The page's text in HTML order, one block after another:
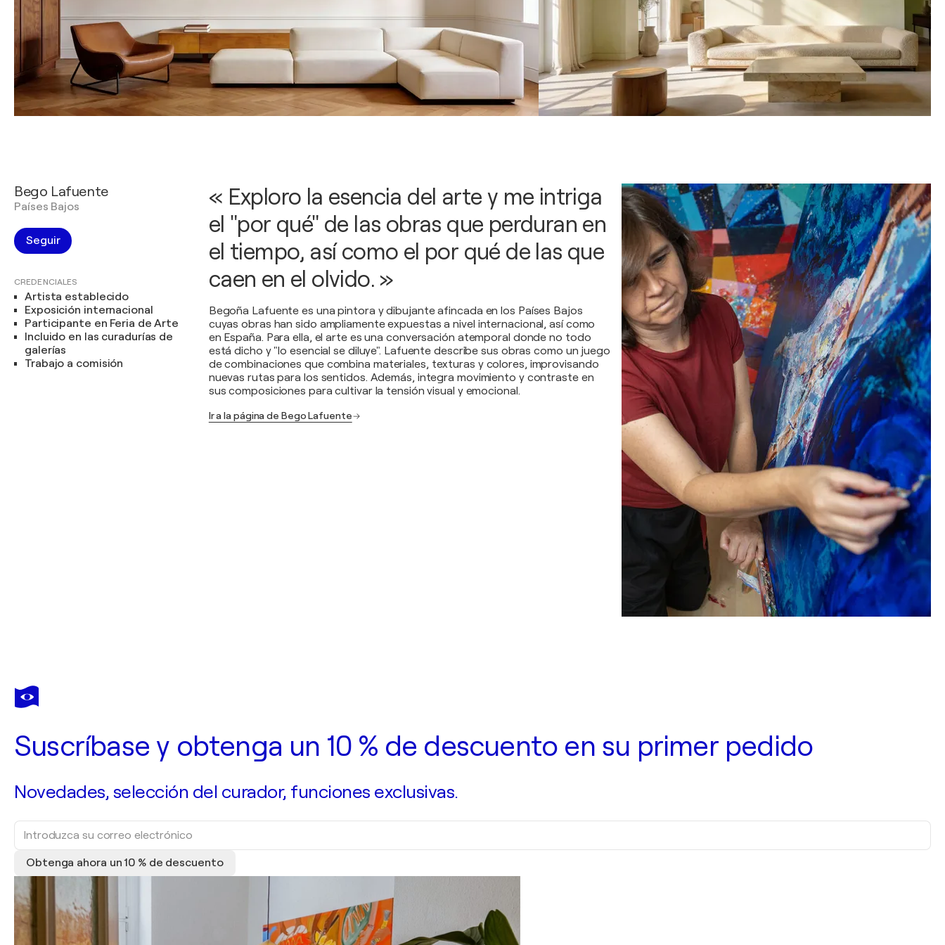
Bego Lafuente
Países Bajos
Seguir
CREDENCIALES
Artista establecido
Exposición internacional
Participante en Feria de Arte
Incluido en las curadurías de
galerías
Trabajo a comisión
« Exploro la esencia del arte y me intriga
el "por qué" de las obras que perduran en
el tiempo, así como el por qué de las que
caen en el olvido. »
Begoña Lafuente es una pintora y dibujante afincada en los Países Bajos
cuyas obras han sido ampliamente expuestas a nivel internacional, así como
en España. Para ella, el arte es una conversación atemporal donde no todo
está dicho y "lo esencial se diluye". Lafuente describe sus obras como un juego
de combinaciones que combina materiales, texturas y colores, improvisando
nuevas rutas para los sentidos. Además, integra movimiento y contraste en
sus composiciones para cultivar la tensión visual y emocional.
Ir a la página de Bego Lafuente
Suscríbase y obtenga un 10 % de descuento en su primer pedido
Novedades, selección del curador, funciones exclusivas.
Obtenga ahora un 10 % de descuento